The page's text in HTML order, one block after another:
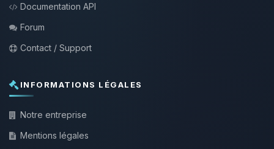
Documentation API
Forum
Contact / Support
INFORMATIONS LÉGALES
Notre entreprise
Mentions légales